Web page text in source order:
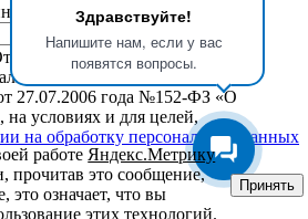
Здравствуйте!
Напишите нам, если у вас
появятся вопросы.
я даю свое согласие на
данных, в соответствии с
27.07.2006 года №152-ФЗ «О
условиях и для целей,
на обработку персональных данных
работе Яндекс.Метрику
прочитав это сообщение,
это означает, что вы
этих технологий.
Принять